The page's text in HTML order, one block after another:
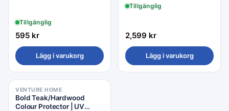
Tillgänglig
595 kr
Lägg i varukorg
Tillgänglig
2,599 kr
Lägg i varukorg
Rea −11%
VENTURE HOME
Bold Teak/Hardwood
Colour Protector | UV